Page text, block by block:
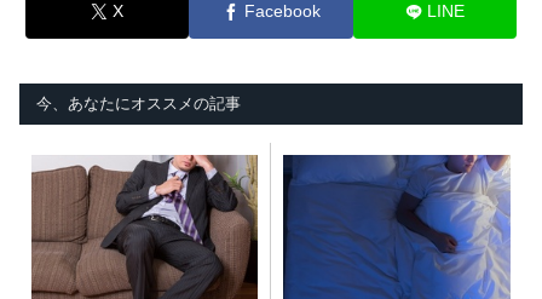
X Facebook LINE
今、あなたにオススメの記事